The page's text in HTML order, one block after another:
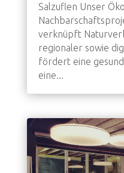
Salzuflen Unser
verknüpft
regionaler sowie
fördert eine
eine...